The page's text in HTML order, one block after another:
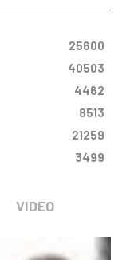
25600
40503
4462
8513
21259
3499
VIDEO